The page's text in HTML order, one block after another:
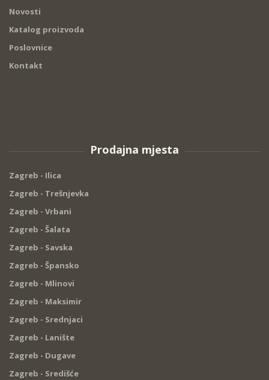
Novosti
Katalog proizvoda
Poslovnice
Kontakt
Prodajna mjesta
Zagreb - Ilica
Zagreb - Trešnjevka
Zagreb - Vrbani
Zagreb - Šalata
Zagreb - Savska
Zagreb - Špansko
Zagreb - Mlinovi
Zagreb - Maksimir
Zagreb - Srednjaci
Zagreb - Lanište
Zagreb - Dugave
Zagreb - Središće